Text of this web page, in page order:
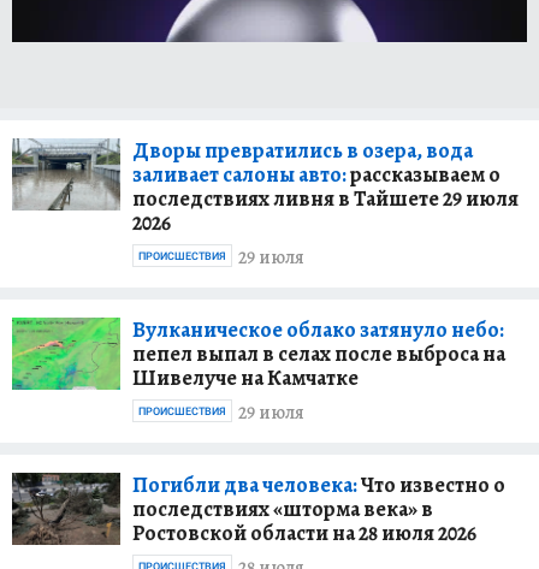
Дворы превратились в озера, вода
заливает салоны авто:рассказываем о
последствиях ливня в Тайшете 29 июля
2026
29 июля
ПРОИСШЕСТВИЯ
Вулканическое облако затянуло небо:
пепел выпал в селах после выброса на
Шивелуче на Камчатке
29 июля
ПРОИСШЕСТВИЯ
Погибли два человека:Что известно о
последствиях «шторма века» в
Ростовской области на 28 июля 2026
ПРОИСШЕСТВИЯ